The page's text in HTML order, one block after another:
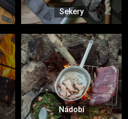
Sekery
Nádobí